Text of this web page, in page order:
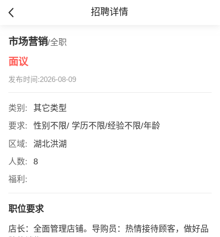
招聘详情
市场营销/全职
面议
发布时间:2026-08-09
类别:
其它类型
要求:
性别不限/ 学历不限/经验不限/年龄
区域:
湖北洪湖
人数:
8
福利:
职位要求
店长：全面管理店铺。导购员：热情接待顾客，做好品